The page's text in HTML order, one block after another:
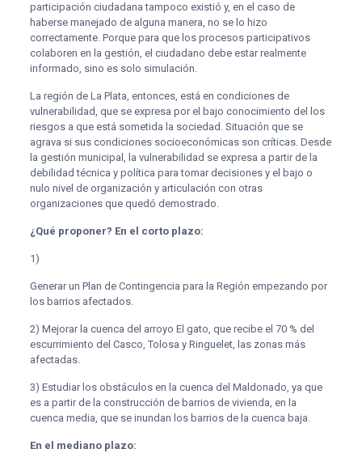
participación ciudadana tampoco existió y, en el caso de
haberse manejado de alguna manera, no se lo hizo
correctamente. Porque para que los procesos participativos
colaboren en la gestión, el ciudadano debe estar realmente
informado, sino es solo simulación.
La región de La Plata, entonces, está en condiciones de
vulnerabilidad, que se expresa por el bajo conocimiento del los
riesgos a que está sometida la sociedad. Situación que se
agrava si sus condiciones socioeconómicas son críticas. Desde
la gestión municipal, la vulnerabilidad se expresa a partir de la
debilidad técnica y política para tomar decisiones y el bajo o
nulo nivel de organización y articulación con otras
organizaciones que quedó demostrado.
¿Qué proponer? En el corto plazo:
1)
Generar un Plan de Contingencia para la Región empezando por
los barrios afectados.
2) Mejorar la cuenca del arroyo El gato, que recibe el 70 % del
escurrimiento del Casco, Tolosa y Ringuelet, las zonas más
afectadas.
3) Estudiar los obstáculos en la cuenca del Maldonado, ya que
es a partir de la construcción de barrios de vivienda, en la
cuenca media, que se inundan los barrios de la cuenca baja.
En el mediano plazo: